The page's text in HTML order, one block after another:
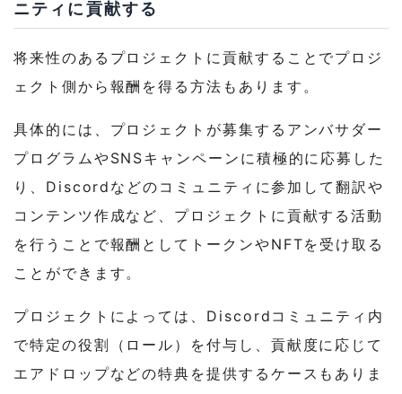
ニティに貢献する
将来性のあるプロジェクトに貢献することでプロジ
ェクト側から報酬を得る方法もあります。
具体的には、プロジェクトが募集するアンバサダー
プログラムやSNSキャンペーンに積極的に応募した
り、Discordなどのコミュニティに参加して翻訳や
コンテンツ作成など、プロジェクトに貢献する活動
を行うことで報酬としてトークンやNFTを受け取る
ことができます。
プロジェクトによっては、Discordコミュニティ内
で特定の役割（ロール）を付与し、貢献度に応じて
エアドロップなどの特典を提供するケースもありま